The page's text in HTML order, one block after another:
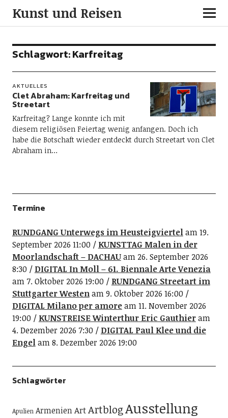
Kunst und Reisen
Schlagwort:Karfreitag
AKTUELLES
Clet Abraham: Karfreitag und
Streetart
Karfreitag? Lange konnte ich mit
diesem religiösen Feiertag wenig anfangen. Doch ich
habe die Botschaft wieder entdeckt durch Streetart von Clet
Abraham in…
Termine
RUNDGANG Unterwegs im Heusteigviertelam 19.
September 2026 11:00
KUNSTTAG Malen in der
Moorlandschaft – DACHAUam 26. September 2026
8:30
DIGITAL In Moll – 61. Biennale Arte Venezia
am 7. Oktober 2026 19:00
RUNDGANG Streetart im
Stuttgarter Westenam 9. Oktober 2026 16:00
DIGITAL Milano per amoream 11. November 2026
19:00
KUNSTREISE Winterthur Eric Gauthieram
4. Dezember 2026 7:30
DIGITAL Paul Klee und die
Engelam 8. Dezember 2026 19:00
Schlagwörter
Apulien ArmenienArtArtblogAusstellung